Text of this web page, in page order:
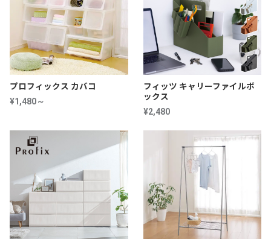
プロフィックス カバコ
¥1,480～
フィッツ キャリーファイルボ
ックス
¥2,480